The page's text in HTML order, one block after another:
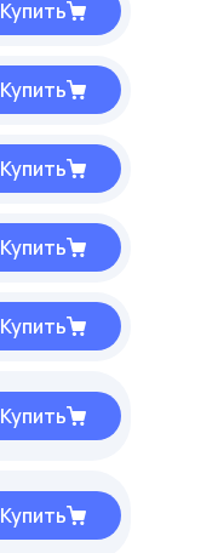
Купить
Купить
Купить
Купить
Купить
Купить
Купить